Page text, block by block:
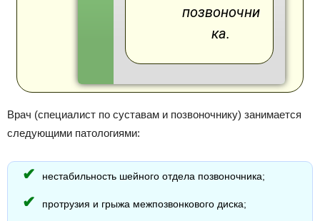
позвоночни
ка.
Врач (специалист по суставам и позвоночнику) занимается
следующими патологиями:
нестабильность шейного отдела позвоночника;
протрузия и грыжа межпозвонкового диска;